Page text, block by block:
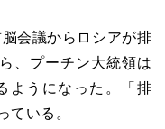
会議からロシアが排
、プーチン大統領は
ようになった。「排
ている。